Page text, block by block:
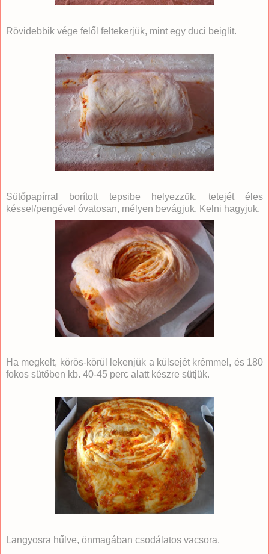
Rövidebbik vége felől feltekerjük, mint egy duci beiglit.
Sütőpapírral borított tepsibe helyezzük, tetejét éles
késsel/pengével óvatosan, mélyen bevágjuk. Kelni hagyjuk.
Ha megkelt, körös-körül lekenjük a külsejét krémmel, és 180
fokos sütőben kb. 40-45 perc alatt készre sütjük.
Langyosra hűlve, önmagában csodálatos vacsora.